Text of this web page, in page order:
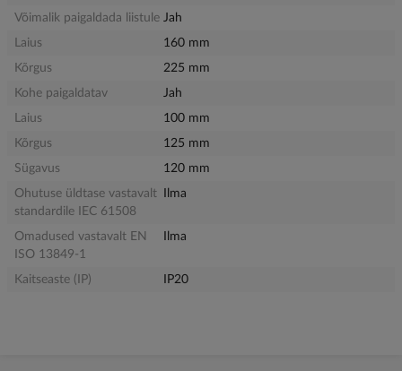
Võimalik paigaldada liistule Jah
Laius
160 mm
Kõrgus
225 mm
Kohe paigaldatav
Jah
Laius
100 mm
Kõrgus
125 mm
Sügavus
120 mm
Ohutuse üldtase vastavalt
standardile IEC 61508
Ilma
Omadused vastavalt EN
ISO 13849-1
Ilma
Kaitseaste (IP) IP20